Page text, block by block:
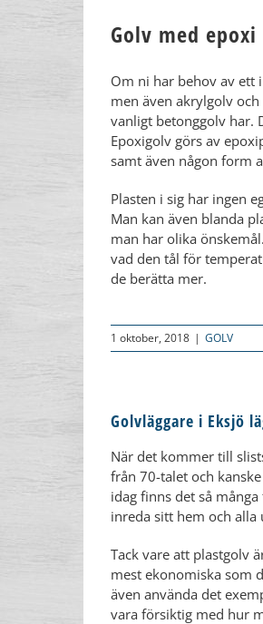
Golv med epoxi
Om ni har behov av ett
men även akrylgolv
vanligt betonggolv har.
Epoxigolv görs av
samt även någon form
​Plasten i sig har ingen
Man kan även blanda
man har olika
vad den tål för
de berätta mer.​​
1 oktober, 2018 | GOLV
Golvläggare i Eksjö
När det kommer till
från 70-talet och
idag finns det så
inreda sitt hem och
Tack vare att plastgolv
mest ekonomiska som
även använda det
vara försiktig med hur